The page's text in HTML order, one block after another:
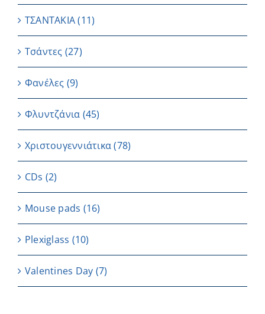
ΤΣΑΝΤΑΚΙΑ (11)
Τσάντες (27)
Φανέλες (9)
Φλυντζάνια (45)
Χριστουγεννιάτικα(78)
CDs (2)
Μouse pads (16)
Plexiglass (10)
Valentines Day (7)